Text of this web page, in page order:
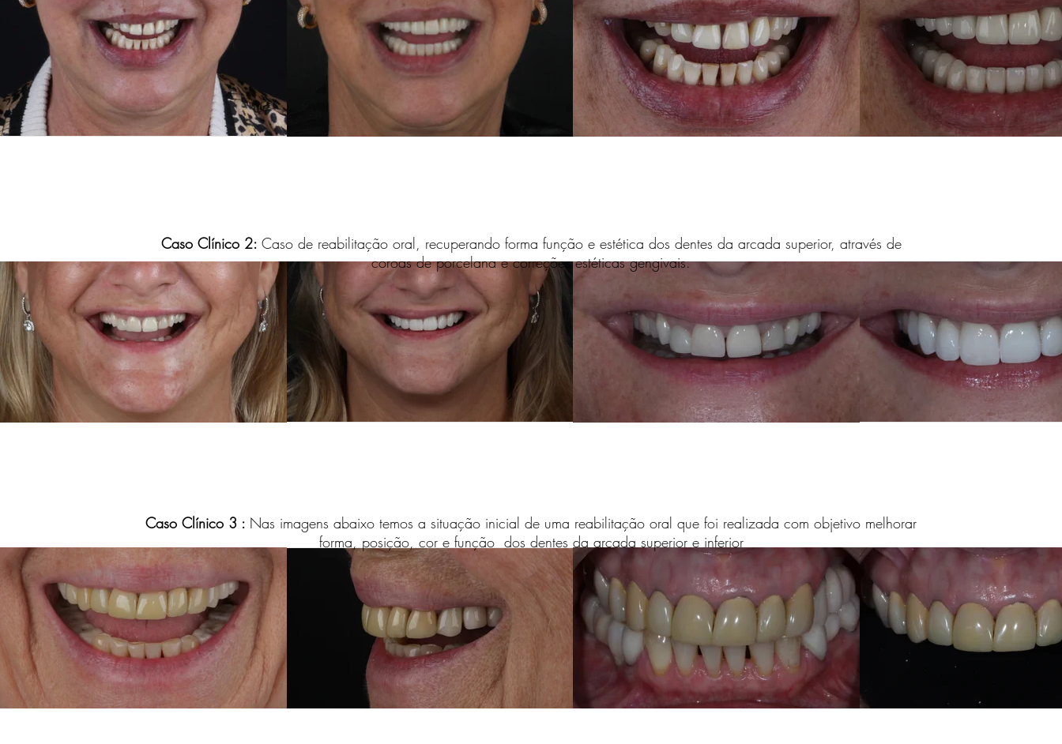
Caso Clínico 2: Caso de reabilitação oral, recuperando forma função e estética dos dentes da arcada superior, através de
coroas de porcelana e correções estéticas gengivais.
Caso Clínico 3 : Nas imagens abaixo temos a situação inicial de uma reabilitação oral que foi realizada com objetivo melhorar
forma, posição, cor e função dos dentes da arcada superior e inferior